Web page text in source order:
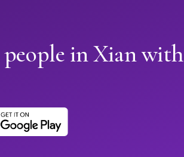
in Xian with